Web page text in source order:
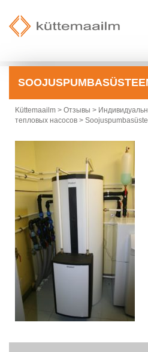
Küttemaailm > Отзывы >
тепловых насосов >